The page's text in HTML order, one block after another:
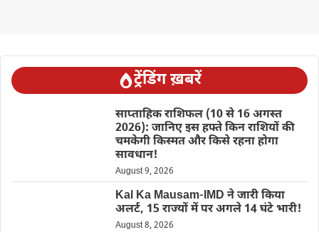
ट्रेंडिंग ख़बरें
साप्ताहिक राशिफल (10 से 16 अगस्त
2026): जानिए इस हफ्ते किन राशियों की
चमकेगी किस्मत और किसे रहना होगा
सावधान!
August 9, 2026
Kal Ka Mausam-IMD ने जारी किया
अलर्ट, 15 राज्यों में पर अगले 14 घंटे भारी!
August 8, 2026